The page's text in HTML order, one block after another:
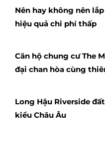
Nên hay không nên
hiệu quả chi phí thấp
Căn hộ chung cư The
đại chan hòa cùng
Long Hậu Riverside
kiểu Châu Âu